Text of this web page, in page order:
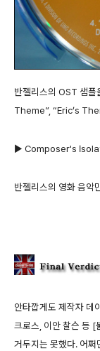
반젤리스의 OST 샘
Theme”, “Eric’s
▶ Composer's
반젤리스의 영화 음악
안타깝게도 제작자 데
크로스, 이안 찰슨 등 [
거두지는 못했다. 어